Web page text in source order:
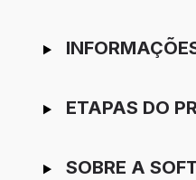
ETAPAS DO
SOBRE A